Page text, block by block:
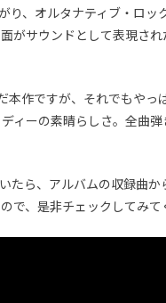
り、オルタナティブ・ロッ
がサウンドとして表現され
本作ですが、それでもやっ
ィーの素晴らしさ。全曲
たら、アルバムの収録曲か
で、是非チェックしてみて